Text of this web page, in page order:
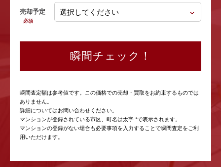
売却予定
必須
瞬間チェック！
瞬間査定額は参考値です。この価格での売却・買取をお約束するものでは
ありません。
詳細についてはお問い合わせください。
マンションが登録されている市区、町名は太字 *で表示されます。
マンションの登録がない場合も必要事項を入力することで瞬間査定をご利
用いただけます。